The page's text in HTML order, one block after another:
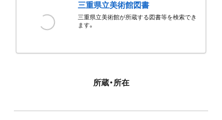
三重県立美術館図書
三重県立美術館が所蔵する図書等を検索でき
ます。
所蔵・所在